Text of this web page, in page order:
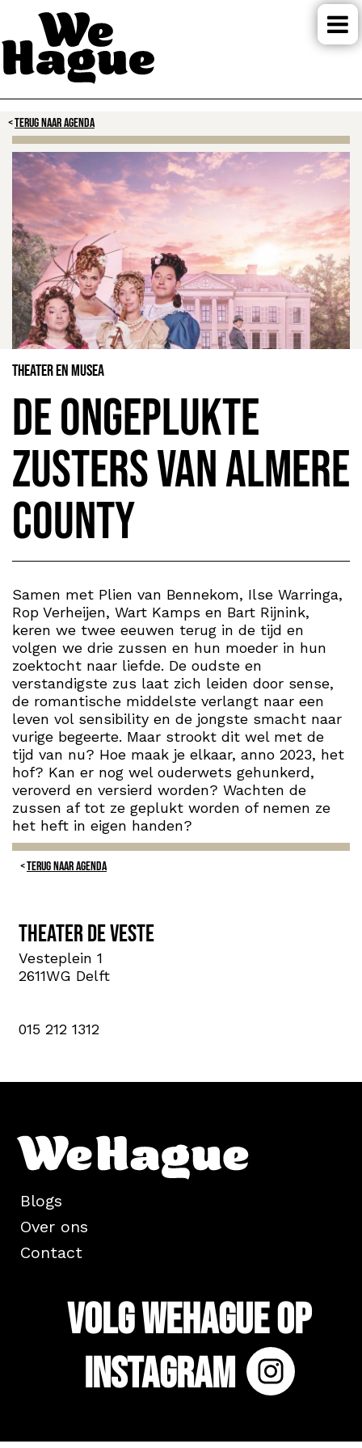
TERUG NAAR AGENDA
Theater en Musea
De Ongeplukte
Zusters van Almere
County
Samen met Plien van Bennekom, Ilse Warringa,
Rop Verheijen, Wart Kamps en Bart Rijnink,
keren we twee eeuwen terug in de tijd en
volgen we drie zussen en hun moeder in hun
zoektocht naar liefde. De oudste en
verstandigste zus laat zich leiden door sense,
de romantische middelste verlangt naar een
leven vol sensibility en de jongste smacht naar
vurige begeerte. Maar strookt dit wel met de
tijd van nu? Hoe maak je elkaar, anno 2023, het
hof? Kan er nog wel ouderwets gehunkerd,
veroverd en versierd worden? Wachten de
zussen af tot ze geplukt worden of nemen ze
het heft in eigen handen?
TERUG NAAR AGENDA
Theater de Veste
Vesteplein 1
2611WG Delft
015 212 1312
Blogs
Over ons
Contact
Volg WeHague op
Instagram